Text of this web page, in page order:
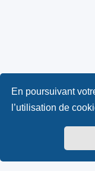
En poursuivant
l’utilisation de